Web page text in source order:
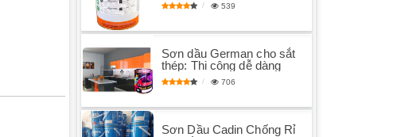
539
Sơn dầu German cho sắt
thép: Thi công dễ dàng
706
Sơn Dầu Cadin Chống Rỉ